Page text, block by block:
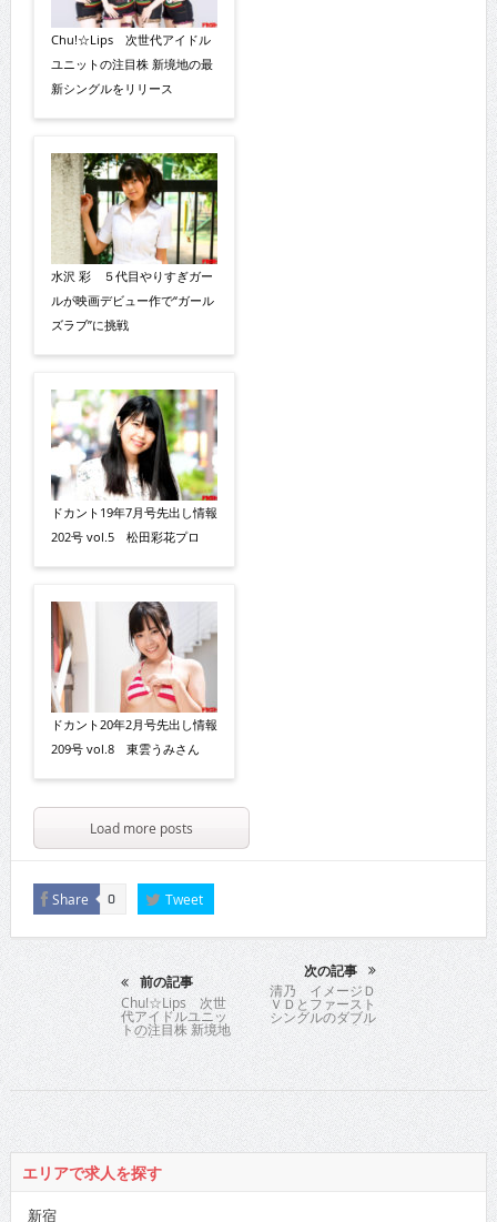
Chu!☆Lips 次世代アイドル
ユニットの注目株 新境地の最
新シングルをリリース
水沢 彩 ５代目やりすぎガー
ルが映画デビュー作で“ガール
ズラブ”に挑戦
ドカント19年7月号先出し情報
202号 vol.5 松田彩花プロ
ドカント20年2月号先出し情報
209号 vol.8 東雲うみさん
Load more posts
Share 0 Tweet
前の記事
Chu!☆Lips 次世
代アイドルユニッ
トの注目株 新境地
の最新シングルを
リリース
次の記事
清乃 イメージＤ
ＶＤとファースト
シングルのダブル
リリースで大復
活！
エリアで求人を探す
新宿